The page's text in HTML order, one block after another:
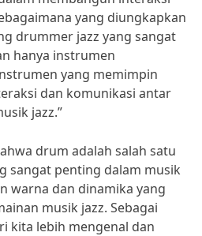
yang diungkapkan
drummer jazz yang sangat
hanya instrumen
yang memimpin
dan komunikasi antar
jazz.”
drum adalah salah satu
sangat penting dalam musik
warna dan dinamika yang
musik jazz. Sebagai
kita lebih mengenal dan